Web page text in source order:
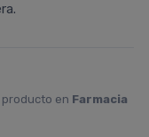
producto en Farmacia